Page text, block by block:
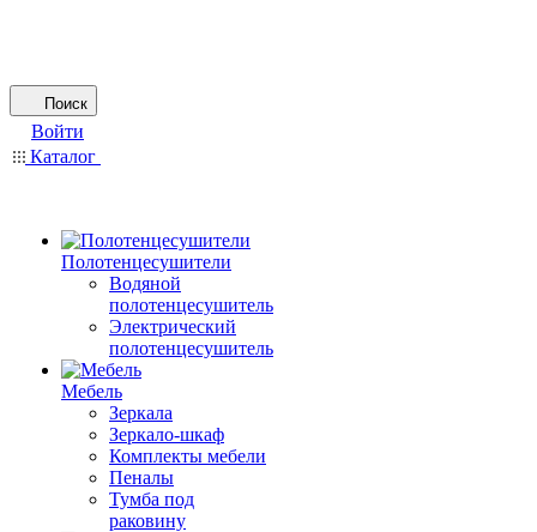
Поиск
Войти
Каталог
Полотенцесушители
Водяной
полотенцесушитель
Электрический
полотенцесушитель
Мебель
Зеркала
Зеркало-шкаф
Комплекты мебели
Пеналы
Тумба под
раковину